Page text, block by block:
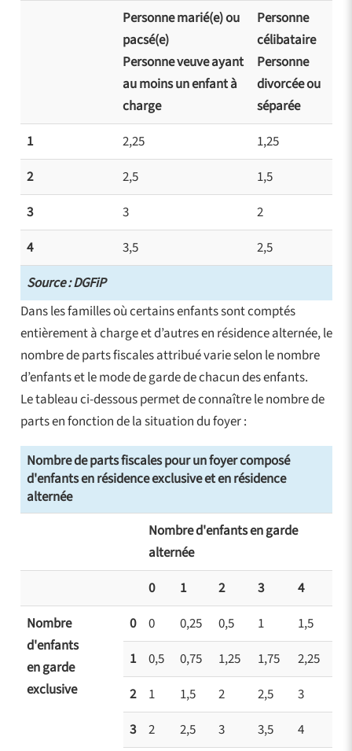
Source : DGFiP
Personne marié(e) ou
pacsé(e)
Personne veuve ayant
au moins un enfant à
charge
Personne
célibataire
Personne
divorcée ou
séparée
1
2,25
1,25
2
2,5
1,5
3
3
2
4
3,5 2,5
Dans les familles où certains enfants sont comptés
entièrement à charge et d’autres en résidence alternée, le
nombre de parts fiscales attribué varie selon le nombre
d’enfants et le mode de garde de chacun des enfants.
Le tableau ci-dessous permet de connaître le nombre de
parts en fonction de la situation du foyer :
Nombre de parts fiscales pour un foyer composé
d'enfants en résidence exclusive et en résidence
alternée
Nombre d'enfants en garde
alternée
0
1 2 3
4
Nombre
d'enfants
en garde
exclusive
0 0 0,25 0,5 1
1,5
1
0,5 0,75 1,25 1,75
2,25
2
1 1,5 2 2,5
3
3
2 2,5 3 3,5
4